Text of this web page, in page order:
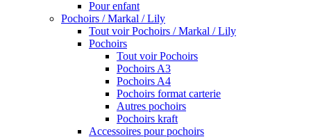
Pour enfant
Pochoirs / Markal / Lily
Tout voir Pochoirs / Markal / Lily
Pochoirs
Tout voir Pochoirs
Pochoirs A3
Pochoirs A4
Pochoirs format carterie
Autres pochoirs
Pochoirs kraft
Accessoires pour pochoirs